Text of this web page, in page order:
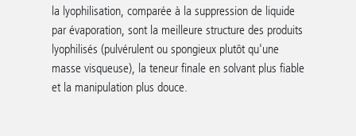
la lyophilisation, comparée à la suppression de liquide
par évaporation, sont la meilleure structure des produits
lyophilisés (pulvérulent ou spongieux plutôt qu'une
masse visqueuse), la teneur finale en solvant plus fiable
et la manipulation plus douce.